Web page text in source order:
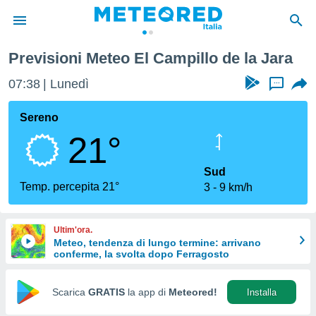
di
per
le
di
Web
Previsioni Meteo El Campillo de la Jara
07:38 Lunedì ...
Sereno
21°
Temp. percepita 21°
Sud
3
9 km/h
Ultim'ora.
Meteo, tendenza di lungo termine: arrivano
conferme, la svolta dopo Ferragosto
Scarica GRATIS la app di Meteored! Installa